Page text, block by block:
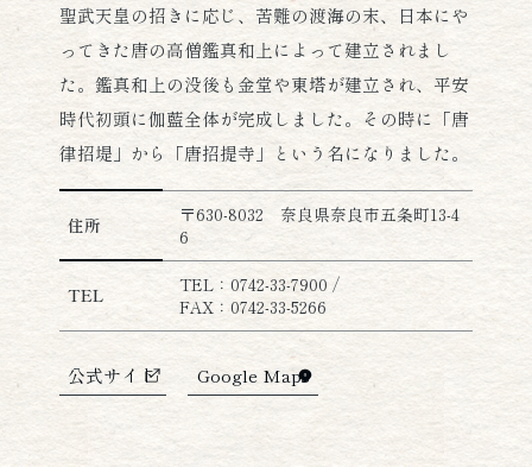
聖武天皇の招きに応じ、苦難の渡海の末、日本にや
ってきた唐の高僧鑑真和上によって建立されまし
た。鑑真和上の没後も金堂や東塔が建立され、平安
時代初頭に伽藍全体が完成しました。その時に「唐
律招堤」から「唐招提寺」という名になりました。
唐招提寺の詳細情報
住所
〒630-8032 奈良県奈良市五条町13-4
6
TEL
TEL：0742-33-7900 /
FAX：0742-33-5266
公式サイト Google Maps